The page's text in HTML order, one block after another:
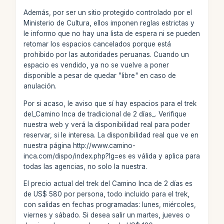
Además, por ser un sitio protegido controlado por el
Ministerio de Cultura, ellos imponen reglas estrictas y
le informo que no hay una lista de espera ni se pueden
retomar los espacios cancelados porque está
prohibido por las autoridades peruanas. Cuando un
espacio es vendido, ya no se vuelve a poner
disponible a pesar de quedar "libre" en caso de
anulación.
Por si acaso, le aviso que sí hay espacios para el trek
del_Camino Inca de tradicional de 2 días_. Verifique
nuestra web y verá la disponibilidad real para poder
reservar, si le interesa. La disponibilidad real que ve en
nuestra página http://www.camino-
inca.com/dispo/index.php?lg=es es válida y aplica para
todas las agencias, no solo la nuestra.
El precio actual del trek del Camino Inca de 2 días es
de US$ 580 por persona, todo incluido para el trek,
con salidas en fechas programadas: lunes, miércoles,
viernes y sábado. Si desea salir un martes, jueves o